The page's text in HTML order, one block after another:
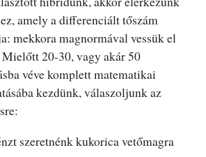
amely a differenciált tőszám
mekkora magnormával vessük el
20-30, vagy akár 50
véve komplett matematikai
kezdünk, válaszoljunk az
szeretnénk kukorica vetőmagra